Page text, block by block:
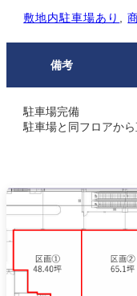
敷地内駐⾞場あり ,
備考
駐車場完備
駐車場と同フロアか